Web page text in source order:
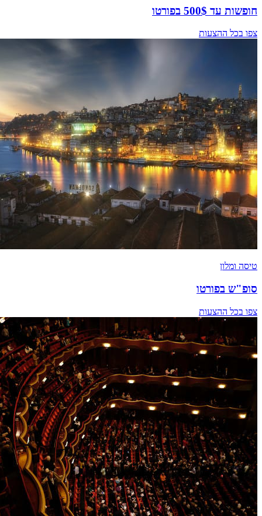
חופשות עד 500$ בפורטו
צפו בכל ההצעות
טיסה ומלון
סופ"ש בפורטו
צפו בכל ההצעות